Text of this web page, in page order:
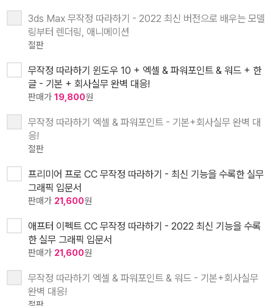
3ds Max 무작정 따라하기 - 2022 최신 버전으로 배우는 모델
링부터 렌더링, 애니메이션
절판
무작정 따라하기 윈도우 10 + 엑셀 & 파워포인트 & 워드 + 한
글 - 기본 + 회사실무 완벽 대응!
판매가 19,800원
무작정 따라하기 엑셀 & 파워포인트 - 기본+회사실무 완벽 대
응!
절판
프리미어 프로 CC 무작정 따라하기 - 최신 기능을 수록한 실무
그래픽 입문서
판매가 21,600원
애프터 이펙트 CC 무작정 따라하기 - 2022 최신 기능을 수록
한 실무 그래픽 입문서
판매가 21,600원
무작정 따라하기 엑셀 & 파워포인트 & 워드 - 기본+회사실무
완벽 대응!